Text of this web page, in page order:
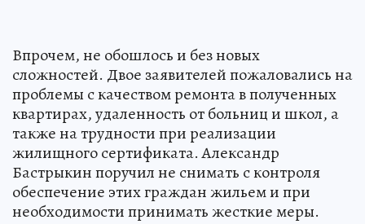
Впрочем, не обошлось и без новых
сложностей. Двое заявителей пожаловались на
проблемы с качеством ремонта в полученных
квартирах, удаленность от больниц и школ, а
также на трудности при реализации
жилищного сертификата. Александр
Бастрыкин поручил не снимать с контроля
обеспечение этих граждан жильем и при
необходимости принимать жесткие меры.